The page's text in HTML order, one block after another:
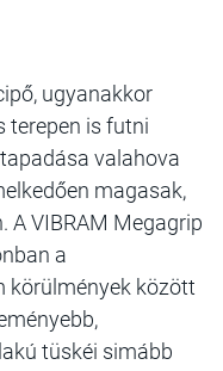
ugyanakkor
terepen is futni
valahova
magasak,
A VIBRAM Megagrip
a
körülmények között
tüskéi simább